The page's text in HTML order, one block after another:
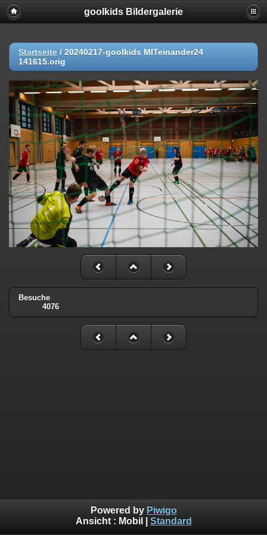
goolkids Bildergalerie
Startseite / 20240217-goolkids MITeinander24
141615.orig
Besuche
4076
Powered by Piwigo
Ansicht : Mobil Standard